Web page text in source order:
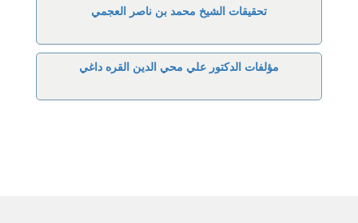
تحقيقات الشيخ محمد بن ناصر العجمي
مؤلفات الدكتور علي محي الدين القره داغي